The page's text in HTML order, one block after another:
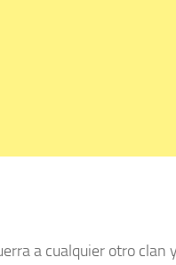
a cualquier otro clan